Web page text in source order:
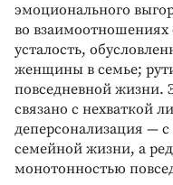
эмоционального
во взаимоотношениях
усталость,
женщины в семье;
повседневной жизни.
связано с нехваткой
деперсонализация —
семейной жизни, а
монотонностью